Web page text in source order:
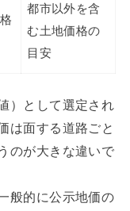
都市以外を含
む土地価格の
目安
）として選定され
は面する道路ごと
のが大きな違いで
般的に公示地価の